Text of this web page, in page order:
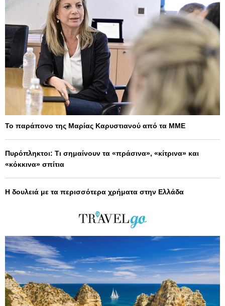
Το παράπονο της Μαρίας Καρυστιανού από τα ΜΜΕ
Πυρόπληκτοι: Τι σημαίνουν τα «πράσινα», «κίτρινα» και
«κόκκινα» σπίτια
Η δουλειά με τα περισσότερα χρήματα στην Ελλάδα